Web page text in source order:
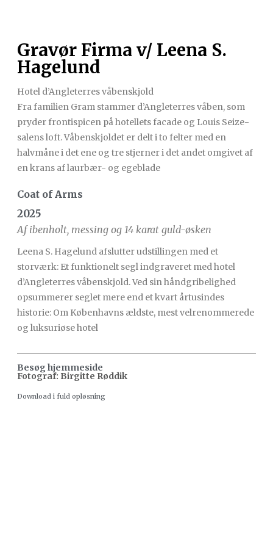
Gravør Firma v/ Leena S.
Hagelund
Hotel d’Angleterres våbenskjold
Fra familien Gram stammer d’Angleterres våben, som
pryder frontispicen på hotellets facade og Louis Seize-
salens loft. Våbenskjoldet er delt i to felter med en
halvmåne i det ene og tre stjerner i det andet omgivet af
en krans af laurbær- og egeblade
Coat of Arms
2025
Af ibenholt, messing og 14 karat guld-øsken
Leena S. Hagelund afslutter udstillingen med et
storværk: Et funktionelt segl indgraveret med hotel
d’Angleterres våbenskjold. Ved sin håndgribelighed
opsummerer seglet mere end et kvart årtusindes
historie: Om Københavns ældste, mest velrenommerede
og luksuriøse hotel
Besøg hjemmeside
Fotograf: Birgitte Røddik
Download i fuld opløsning